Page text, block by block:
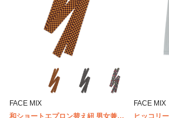
FACE MIX
和ショートエプロン替え紐 男女兼用
FACE MIX
ヒッコリ